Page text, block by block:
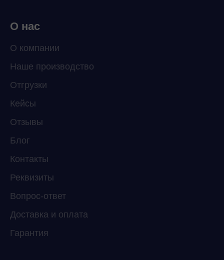
О нас
О компании
Наше производство
Отгрузки
Кейсы
Отзывы
Блог
Контакты
Реквизиты
Вопрос-ответ
Доставка и оплата
Гарантия
Мессенджеры
Свяжитесь с нами через любой удобный
Telegram